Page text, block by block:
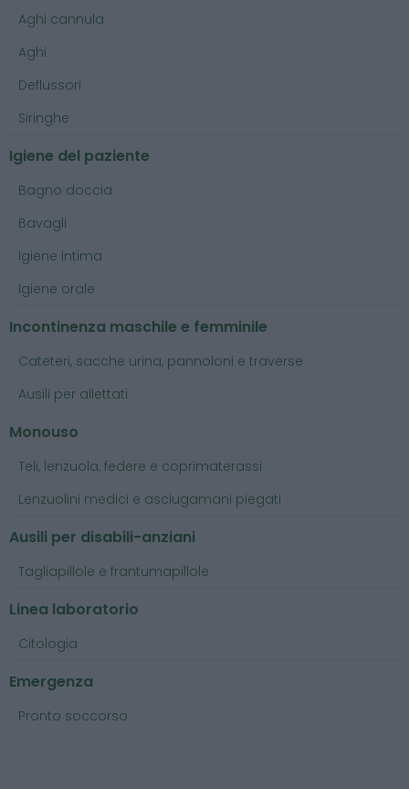
Aghi cannula
Aghi
Deflussori
Siringhe
Igiene del paziente
Bagno doccia
Bavagli
Igiene intima
Igiene orale
Incontinenza maschile e femminile
Cateteri, sacche urina, pannoloni e traverse
Ausili per allettati
Monouso
Teli, lenzuola, federe e coprimaterassi
Lenzuolini medici e asciugamani piegati
Ausili per disabili-anziani
Tagliapillole e frantumapillole
Linea laboratorio
Citologia
Emergenza
Pronto soccorso